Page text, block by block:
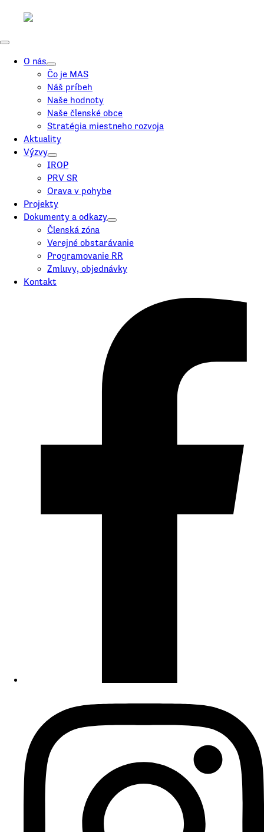
O nás
Čo je MAS
Náš príbeh
Naše hodnoty
Naše členské obce
Stratégia miestneho rozvoja
Aktuality
Výzvy
IROP
PRV SR
Orava v pohybe
Projekty
Dokumenty a odkazy
Členská zóna
Verejné obstarávanie
Programovanie RR
Zmluvy, objednávky
Kontakt